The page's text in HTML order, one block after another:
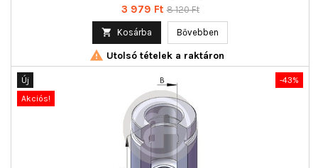
Ár
3 979 Ft Normál
8 120 Ft
 Kosárba Bővebben
 Utolsó tételek a raktáron
-43%
Új
Akciós!